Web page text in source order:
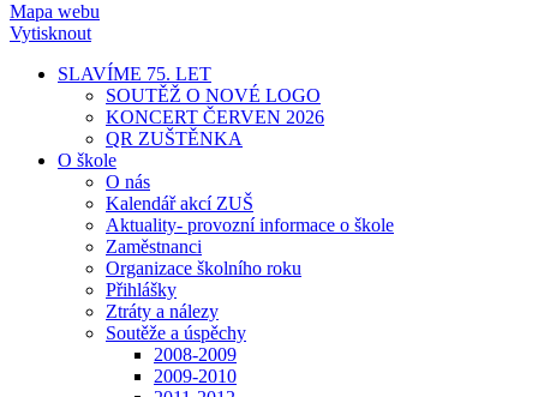
Mapa webu
Vytisknout
SLAVÍME 75. LET
SOUTĚŽ O NOVÉ LOGO
KONCERT ČERVEN 2026
QR ZUŠTĚNKA
O škole
O nás
Kalendář akcí ZUŠ
Aktuality- provozní informace o škole
Zaměstnanci
Organizace školního roku
Přihlášky
Ztráty a nálezy
Soutěže a úspěchy
2008-2009
2009-2010